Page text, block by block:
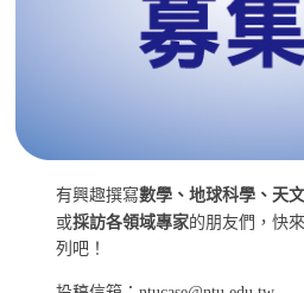
有興趣撰寫數學、地球科學、天
或採訪各領域專家的朋友們，快
列吧！